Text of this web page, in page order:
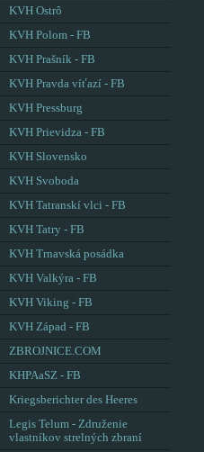
KVH Ostrô
KVH Polom - FB
KVH Prašník - FB
KVH Pravda víťazí - FB
KVH Pressburg
KVH Prievidza - FB
KVH Slovensko
KVH Svoboda
KVH Tatranskí vlci - FB
KVH Tatry - FB
KVH Trnavská posádka
KVH Valkýra - FB
KVH Viking - FB
KVH Západ - FB
ZBROJNICE.COM
KHPAaSZ - FB
Kriegsberichter des Heeres
Legis Telum - Združenie
vlastníkov strelných zbraní